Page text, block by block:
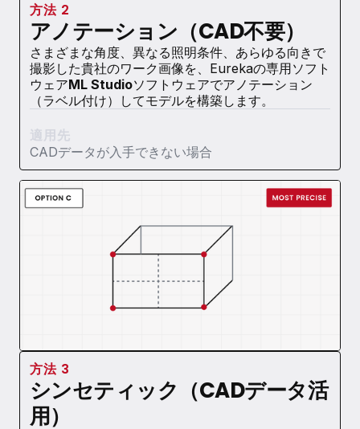
方法 2
アノテーション（CAD不要）
さまざまな角度、異なる照明条件、あらゆる向きで
撮影した貴社のワーク画像を、Eurekaの専用ソフト
ウェアML Studioソフトウェアでアノテーション
（ラベル付け）してモデルを構築します。
適用先
CADデータが入手できない場合
方法 3
シンセティック（CADデータ活
用）